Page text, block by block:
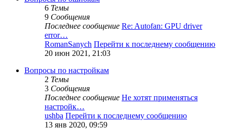
6 Темы
9 Сообщения
Последнее сообщение Re: Autofan: GPU driver
error…
RomanSanych Перейти к последнему сообщению
20 июн 2021, 21:03
Вопросы по настройкам
2 Темы
3 Сообщения
Последнее сообщение Не хотят применяться
настройк…
ushba Перейти к последнему сообщению
13 янв 2020, 09:59